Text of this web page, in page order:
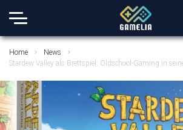
Home
News
Stardew Valley als Brettspiel: Oldschool-Gaming in